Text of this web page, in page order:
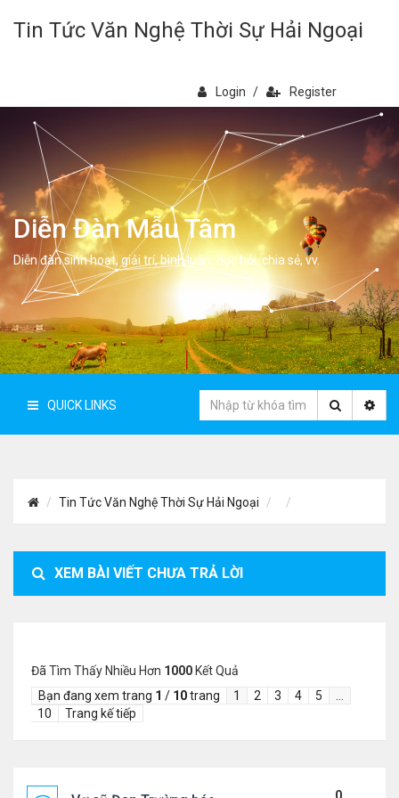
Tin Tức Văn Nghệ Thời Sự Hải Ngoại
Login / Register
Diễn Đàn Mẫu Tâm
Diễn đàn sinh hoạt, giải trí, bình luân, học hỏi, chia sẻ, vv.
QUICK LINKS
Tin Tức Văn Nghệ Thời Sự Hải Ngoại
XEM BÀI VIẾT CHƯA TRẢ LỜI
Đã Tìm Thấy Nhiều Hơn 1000 Kết Quả
Bạn đang xem trang 1 / 10trang 1 2 3 4 5
10
Trang kế tiếp